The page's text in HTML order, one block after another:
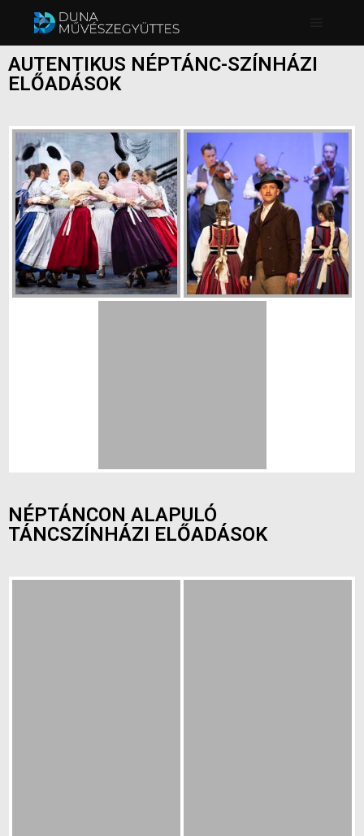
AUTENTIKUS NÉPTÁNC-SZÍNHÁZI
ELŐADÁSOK
NÉPTÁNCON ALAPULÓ
TÁNCSZÍNHÁZI ELŐADÁSOK